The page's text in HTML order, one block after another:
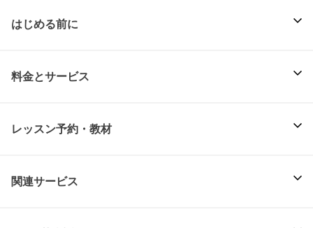
はじめる前に
料金とサービス
レッスン予約・教材
関連サービス